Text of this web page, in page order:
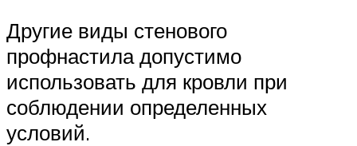
Другие виды стенового
профнастила допустимо
использовать для кровли при
соблюдении определенных
условий.